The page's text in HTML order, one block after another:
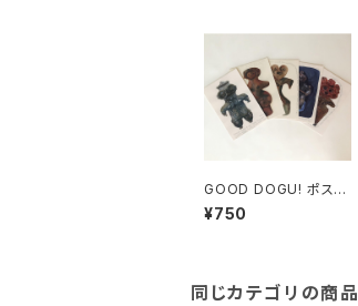
GOOD DOGU! ポスト
カードセット
¥750
同じカテゴリの商品